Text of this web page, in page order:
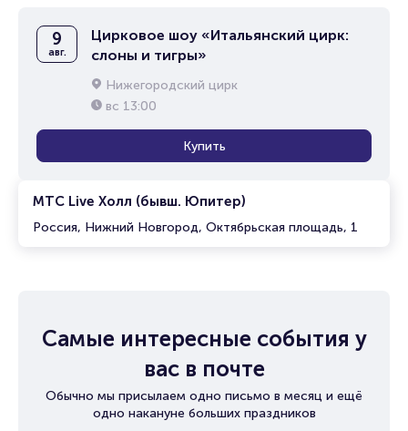
МТС Live Холл (бывш. Юпитер)
Россия, Нижний Новгород, Октябрьская площадь, 1
9
авг.
Цирковое шоу «Итальянский цирк:
слоны и тигры»
Нижегородский цирк
вс 13:00
Купить
Самые интересные события у
вас в почте
Обычно мы присылаем одно письмо в месяц и ещё
одно накануне больших праздников